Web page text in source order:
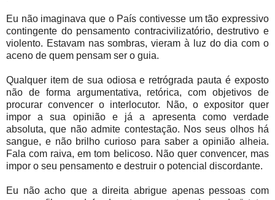
Eu não imaginava que o País contivesse um tão expressivo
contingente do pensamento contracivilizatório, destrutivo e
violento. Estavam nas sombras, vieram à luz do dia com o
aceno de quem pensam ser o guia.
Qualquer item de sua odiosa e retrógrada pauta é exposto
não de forma argumentativa, retórica, com objetivos de
procurar convencer o interlocutor. Não, o expositor quer
impor a sua opinião e já a apresenta como verdade
absoluta, que não admite contestação. Nos seus olhos há
sangue, e não brilho curioso para saber a opinião alheia.
Fala com raiva, em tom belicoso. Não quer convencer, mas
impor o seu pensamento e destruir o potencial discordante.
Eu não acho que a direita abrigue apenas pessoas com